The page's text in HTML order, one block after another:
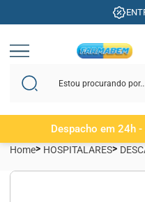
Despacho em 24h
Home HOSPITALARES